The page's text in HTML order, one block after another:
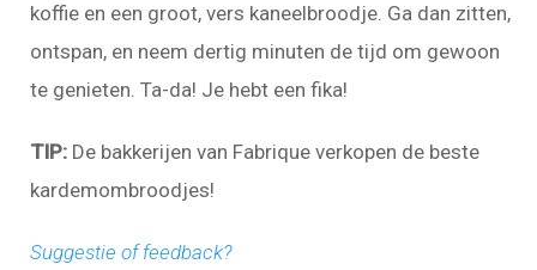
koffie en een groot, vers kaneelbroodje. Ga dan zitten,
ontspan, en neem dertig minuten de tijd om gewoon
te genieten. Ta-da! Je hebt een fika!
TIP: De bakkerijen van Fabrique verkopen de beste
kardemombroodjes!
Suggestie of feedback?